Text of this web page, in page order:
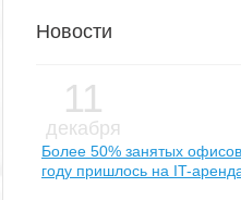
Новости
11
декабря
Более 50% занятых
году пришлось на IT-